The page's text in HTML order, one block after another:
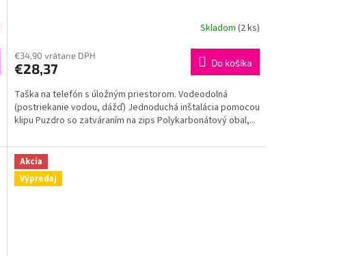
Skladom (2 ks)
€34,90 vrátane DPH
€28,37 Do košíka
Taška na telefón s úložným priestorom. Vodeodolná
(postriekanie vodou, dážď) Jednoduchá inštalácia pomocou
klipu Puzdro so zatváraním na zips Polykarbonátový obal,...
Akcia
Výpredaj